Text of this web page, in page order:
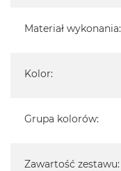
Materiał wykonania:
Kolor:
Grupa kolorów:
Zawartość zestawu: